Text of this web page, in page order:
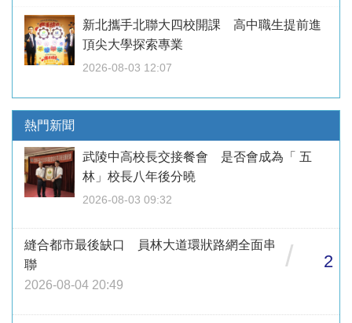
新北攜手北聯大四校開課 高中職生提前進
頂尖大學探索專業
2026-08-03 12:07
熱門新聞
武陵中高校長交接餐會 是否會成為「 五
林」校長八年後分曉
2026-08-03 09:32
縫合都市最後缺口 員林大道環狀路網全面串
聯
2026-08-04 20:49
/ 2